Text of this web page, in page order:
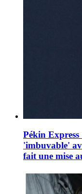
Pékin
'imbuvable'
fait une mise